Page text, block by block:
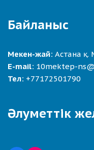
Байланыс
Мекен-жай: Астана қ.
E-mail: 10mektep-
Тел: +77172501790
Әлуметтік